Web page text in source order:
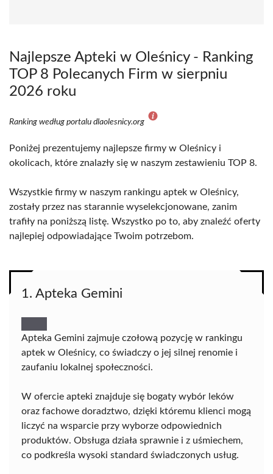
Najlepsze Apteki w Oleśnicy - Ranking
TOP 8 Polecanych Firm w sierpniu
2026 roku
Ranking według portalu dlaolesnicy.org
Poniżej prezentujemy najlepsze firmy w Oleśnicy i
okolicach, które znalazły się w naszym zestawieniu TOP 8.
Wszystkie firmy w naszym rankingu aptek w Oleśnicy,
zostały przez nas starannie wyselekcjonowane, zanim
trafiły na poniższą listę. Wszystko po to, aby znaleźć oferty
najlepiej odpowiadające Twoim potrzebom.
1. Apteka Gemini
Apteka Gemini zajmuje czołową pozycję w rankingu
aptek w Oleśnicy, co świadczy o jej silnej renomie i
zaufaniu lokalnej społeczności.
W ofercie apteki znajduje się bogaty wybór leków
oraz fachowe doradztwo, dzięki któremu klienci mogą
liczyć na wsparcie przy wyborze odpowiednich
produktów. Obsługa działa sprawnie i z uśmiechem,
co podkreśla wysoki standard świadczonych usług.